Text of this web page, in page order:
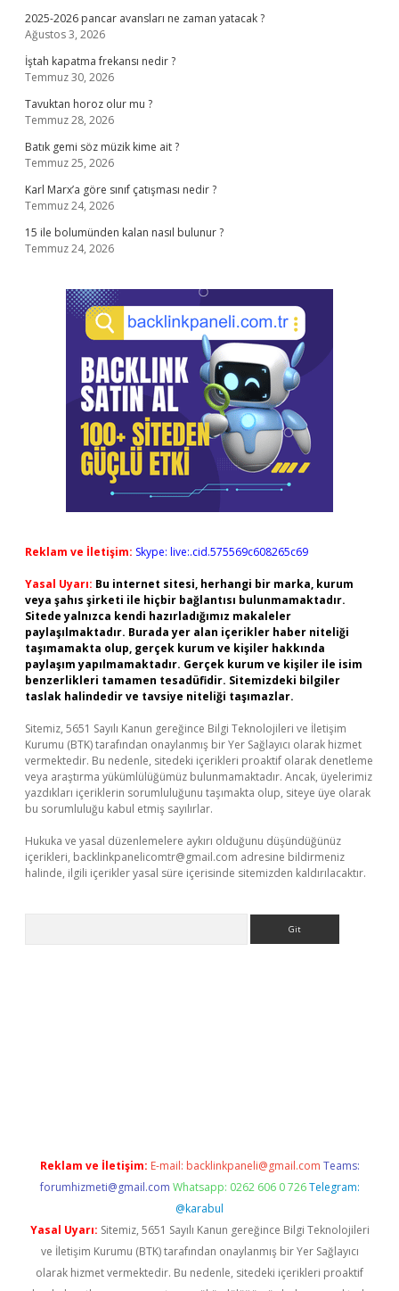
2025-2026 pancar avansları ne zaman yatacak ?
Ağustos 3, 2026
İştah kapatma frekansı nedir ?
Temmuz 30, 2026
Tavuktan horoz olur mu ?
Temmuz 28, 2026
Batık gemi söz müzik kime ait ?
Temmuz 25, 2026
Karl Marx’a göre sınıf çatışması nedir ?
Temmuz 24, 2026
15 ile bolumünden kalan nasıl bulunur ?
Temmuz 24, 2026
Reklam ve İletişim: Skype: live:.cid.575569c608265c69
Yasal Uyarı: Bu internet sitesi, herhangi bir marka, kurum
veya şahıs şirketi ile hiçbir bağlantısı bulunmamaktadır.
Sitede yalnızca kendi hazırladığımız makaleler
paylaşılmaktadır. Burada yer alan içerikler haber niteliği
taşımamakta olup, gerçek kurum ve kişiler hakkında
paylaşım yapılmamaktadır. Gerçek kurum ve kişiler ile isim
benzerlikleri tamamen tesadüfidir. Sitemizdeki bilgiler
taslak halindedir ve tavsiye niteliği taşımazlar.
Sitemiz, 5651 Sayılı Kanun gereğince Bilgi Teknolojileri ve İletişim
Kurumu (BTK) tarafından onaylanmış bir Yer Sağlayıcı olarak hizmet
vermektedir. Bu nedenle, sitedeki içerikleri proaktif olarak denetleme
veya araştırma yükümlülüğümüz bulunmamaktadır. Ancak, üyelerimiz
yazdıkları içeriklerin sorumluluğunu taşımakta olup, siteye üye olarak
bu sorumluluğu kabul etmiş sayılırlar.
Hukuka ve yasal düzenlemelere aykırı olduğunu düşündüğünüz
içerikleri, backlinkpanelicomtr@gmail.com adresine bildirmeniz
halinde, ilgili içerikler yasal süre içerisinde sitemizden kaldırılacaktır.
Reklam ve İletişim: E-mail: backlinkpaneli@gmail.com Teams:
forumhizmeti@gmail.com Whatsapp: 0262 606 0 726 Telegram:
@karabul
Yasal Uyarı: Sitemiz, 5651 Sayılı Kanun gereğince Bilgi Teknolojileri
ve İletişim Kurumu (BTK) tarafından onaylanmış bir Yer Sağlayıcı
olarak hizmet vermektedir. Bu nedenle, sitedeki içerikleri proaktif